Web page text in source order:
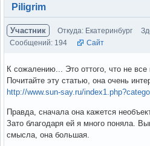
Вне форума
Piligrim
Участник Откуда: Екатеринбург
Сообщений: 194
Сайт
К сожалению... Это оттого, что не
Почитайте эту статью, она очень
http://www.sun-say.ru/
Правда, сначала она кажется
Зато благодаря ей я много поняла.
смысла, она большая.